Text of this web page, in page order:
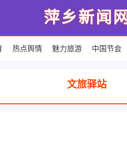
萍乡新闻网
热点舆情 魅力旅游 中国节会
文旅驿站